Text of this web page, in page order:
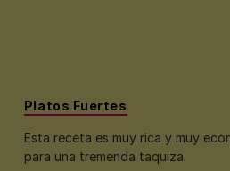
Platos Fuertes
Esta receta es muy rica y muy
para una tremenda taquiza.